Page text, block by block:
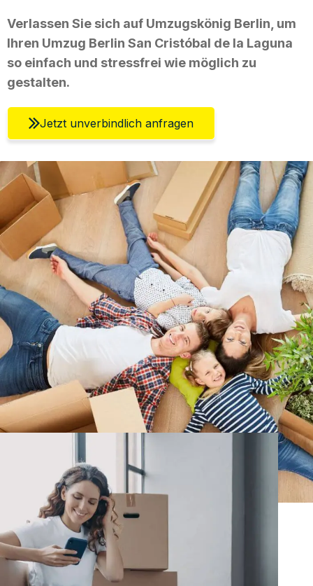
Verlassen Sie sich auf Umzugskönig Berlin, um
Ihren Umzug Berlin San Cristóbal de la Laguna
so einfach und stressfrei wie möglich zu
gestalten.
Jetzt unverbindlich anfragen